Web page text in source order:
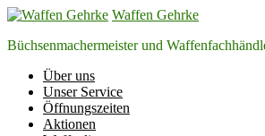
Zum
springen
Waffen Gehrke
Büchsenmachermeister und
Über uns
Unser Service
Öffnungszeiten
Aktionen